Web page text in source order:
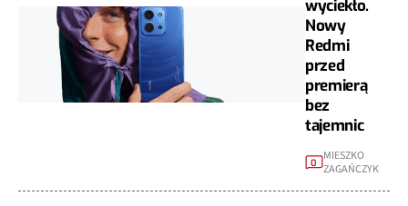
wyciekło.
Nowy
Redmi
przed
premierą
bez
tajemnic
0
MIESZKO
ZAGAŃCZYK